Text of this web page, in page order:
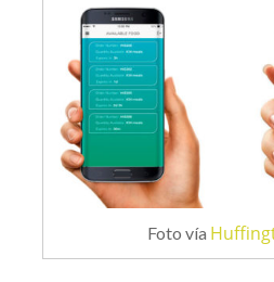
Foto vía